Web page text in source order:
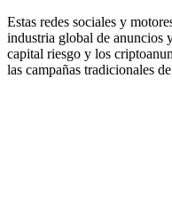
Estas redes sociales y
industria global de anuncios
capital riesgo y los
las campañas tradicionales